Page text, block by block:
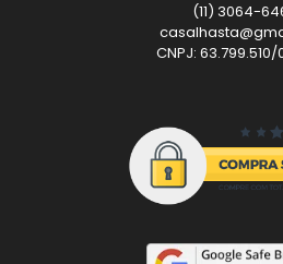
(11) 3064-
CNPJ: